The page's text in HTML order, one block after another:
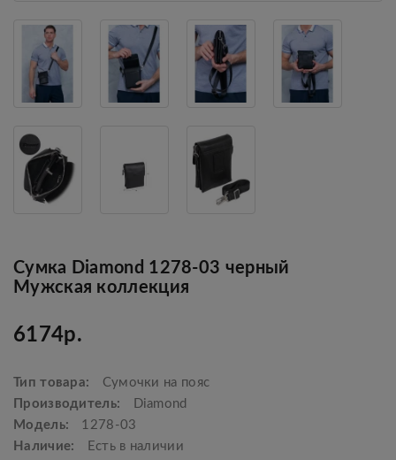
Сумка Diamond 1278-03 черный
Мужская коллекция
6174р.
Тип товара:
Сумочки на пояс
Производитель:
Diamond
Модель:
1278-03
Наличие:
Есть в наличии